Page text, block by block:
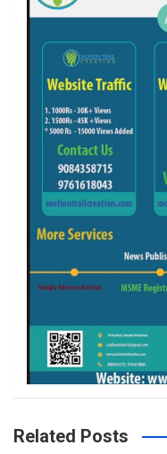
Related Posts